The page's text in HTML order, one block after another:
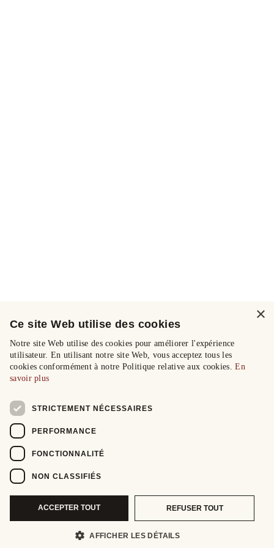
×
Ce site Web utilise des cookies
Notre site Web utilise des cookies pour améliorer l'expérience
utilisateur. En utilisant notre site Web, vous acceptez tous les
cookies conformément à notre Politique relative aux cookies.En
savoir plus
STRICTEMENT NÉCESSAIRES
PERFORMANCE
FONCTIONNALITÉ
NON CLASSIFIÉS
ACCEPTER TOUT REFUSER TOUT
AFFICHER LES DÉTAILS